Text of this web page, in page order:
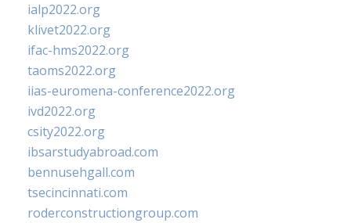
ialp2022.org
klivet2022.org
ifac-hms2022.org
taoms2022.org
iias-euromena-conference2022.org
ivd2022.org
csity2022.org
ibsarstudyabroad.com
bennusehgall.com
tsecincinnati.com
roderconstructiongroup.com